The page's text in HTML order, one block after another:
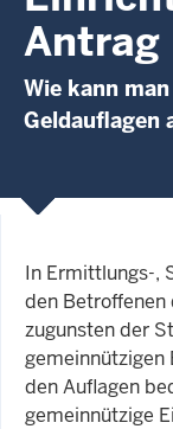
Antrag
Wie kann
Geldauflagen
In Ermittlungs-,
den Betroffenen
zugunsten der
gemeinnützigen
den Auflagen
gemeinnützige